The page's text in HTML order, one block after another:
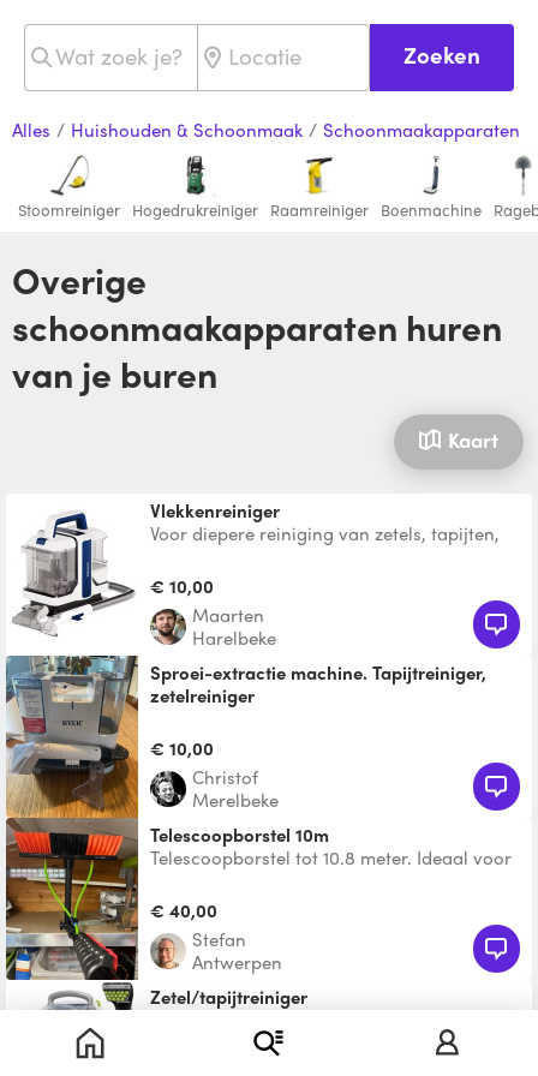
Zoeken
Alles / Huishouden & Schoonmaak / Schoonmaakapparaten
Stoomreiniger Hogedrukreiniger Raamreiniger Boenmachine
Overige
schoonmaakapparaten huren
van je buren
Kaart
Vlekkenreiniger
Voor diepere reiniging van zetels, tapijten,
water. Haalt verr
€ 10,00
Maarten
Harelbeke
Sproei-extractie machine. Tapijtreiniger,
zetelreiniger
gebruik eens in zoveel tijd voor mijn
(auto)zetels en erg t
€ 10,00
Christof
Merelbeke
Telescoopborstel 10m
Telescoopborstel tot 10.8 meter. Ideaal voor
afdakconstructies op hoog
€ 40,00
Stefan
Antwerpen
Zetel/tapijtreiniger
de stof te kuisen is er niet bij.